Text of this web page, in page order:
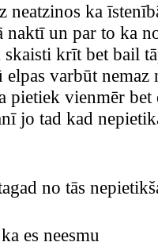
neatzinos ka
naktī un par to ka
krīt bet bail
elpas varbūt
pietiek vienmēr bet
jo tad kad
no tās
es neesmu